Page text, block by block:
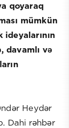
qoyaraq
mümkün
davamlı və
Heydər
Dahi rəhbər